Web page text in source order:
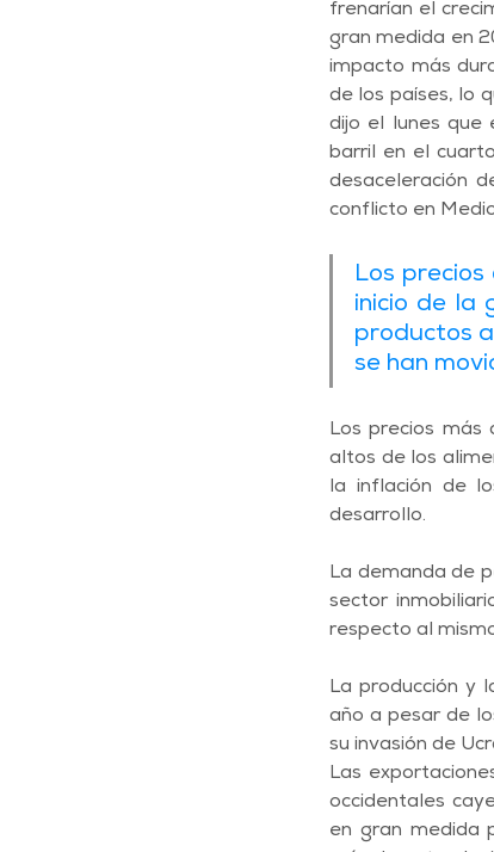
frenarían el
gran medida en
impacto más
de los países, lo
dijo el lunes que
barril en el
desaceleración
conflicto en
Los
inicio de la
productos
se han
Los precios más
altos de los
la inflación de
desarrollo.
La demanda de
sector
respecto al
La producción y
año a pesar de
su invasión de
Las
occidentales
en gran medida